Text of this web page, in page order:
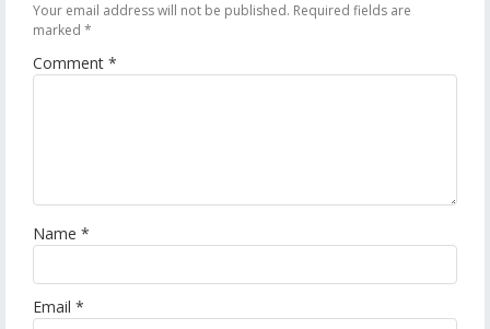
Your email address will not be published. Required fields are
marked *
Comment *
Name *
Email *